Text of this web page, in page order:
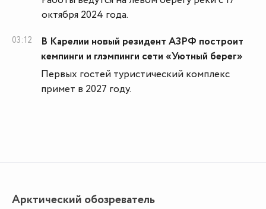
октября 2024 года.
03:12
В Карелии новый резидент АЗРФ построит
кемпинги и глэмпинги сети «Уютный берег»
Первых гостей туристический комплекс
примет в 2027 году.
Арктический обозреватель